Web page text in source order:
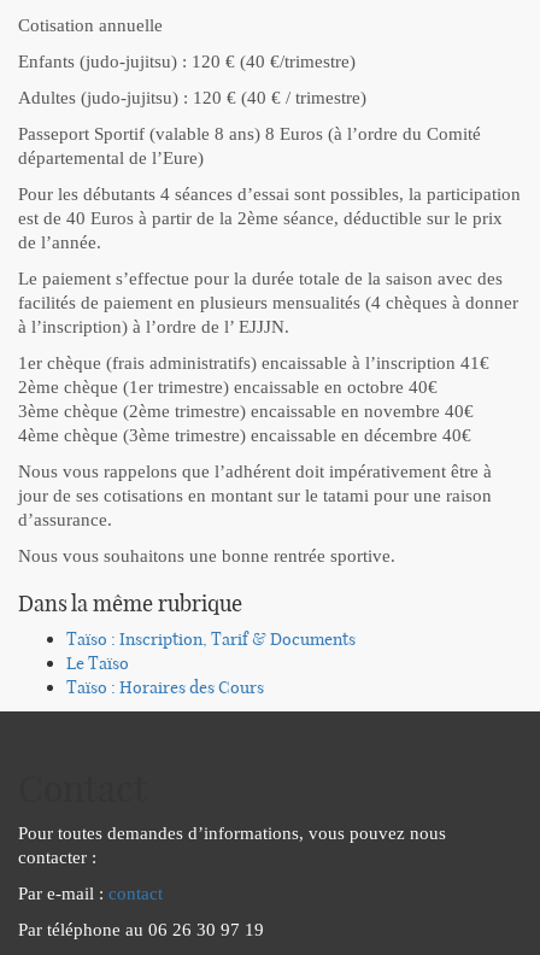
Cotisation annuelle
Enfants (judo-jujitsu) : 120 € (40 €/trimestre)
Adultes (judo-jujitsu) : 120 € (40 € / trimestre)
Passeport Sportif (valable 8 ans) 8 Euros (à l’ordre du Comité
départemental de l’Eure)
Pour les débutants 4 séances d’essai sont possibles, la participation
est de 40 Euros à partir de la 2ème séance, déductible sur le prix
de l’année.
Le paiement s’effectue pour la durée totale de la saison avec des
facilités de paiement en plusieurs mensualités (4 chèques à donner
à l’inscription) à l’ordre de l’ EJJJN.
1er chèque (frais administratifs) encaissable à l’inscription 41€
2ème chèque (1er trimestre) encaissable en octobre 40€
3ème chèque (2ème trimestre) encaissable en novembre 40€
4ème chèque (3ème trimestre) encaissable en décembre 40€
Nous vous rappelons que l’adhérent doit impérativement être à
jour de ses cotisations en montant sur le tatami pour une raison
d’assurance.
Nous vous souhaitons une bonne rentrée sportive.
Dans la même rubrique
Taïso : Inscription, Tarif & Documents
Le Taïso
Taïso : Horaires des Cours
Pour toutes demandes d’informations, vous pouvez nous
contacter :
Par e-mail : contact
Par téléphone au 06 26 30 97 19